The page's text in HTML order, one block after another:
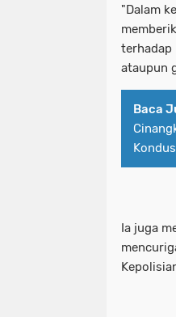
"Dalam
terhadap
ataupun
Baca
Ia juga